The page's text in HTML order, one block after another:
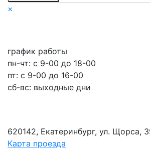
×
график работы
пн-чт: c 9-00 до 18-00
пт: с 9-00 до 16-00
сб-вс: выходные дни
620142, Екатеринбург, ул. Щорса,
Карта проезда